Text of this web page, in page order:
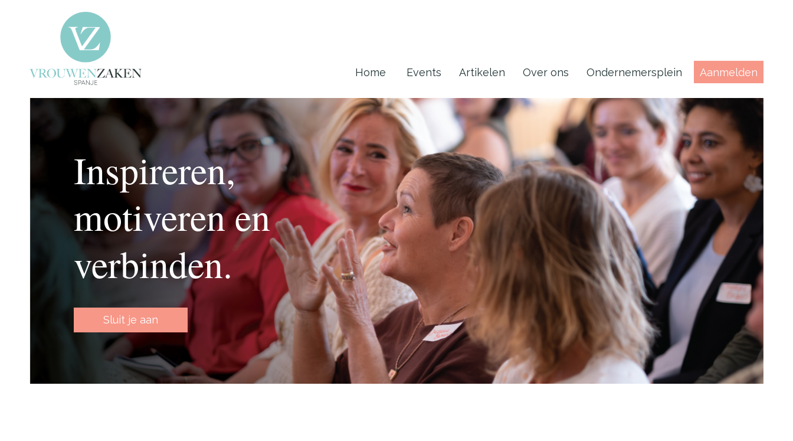
Home Events Artikelen Over ons Ondernemersplein Aanmelden
Inspireren,
motiveren en
verbinden.
Sluit je aan